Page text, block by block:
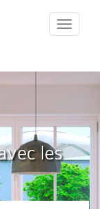
::Menu::
les